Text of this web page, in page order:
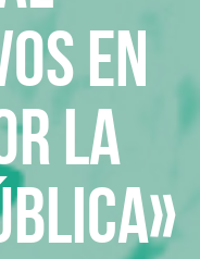
en
la